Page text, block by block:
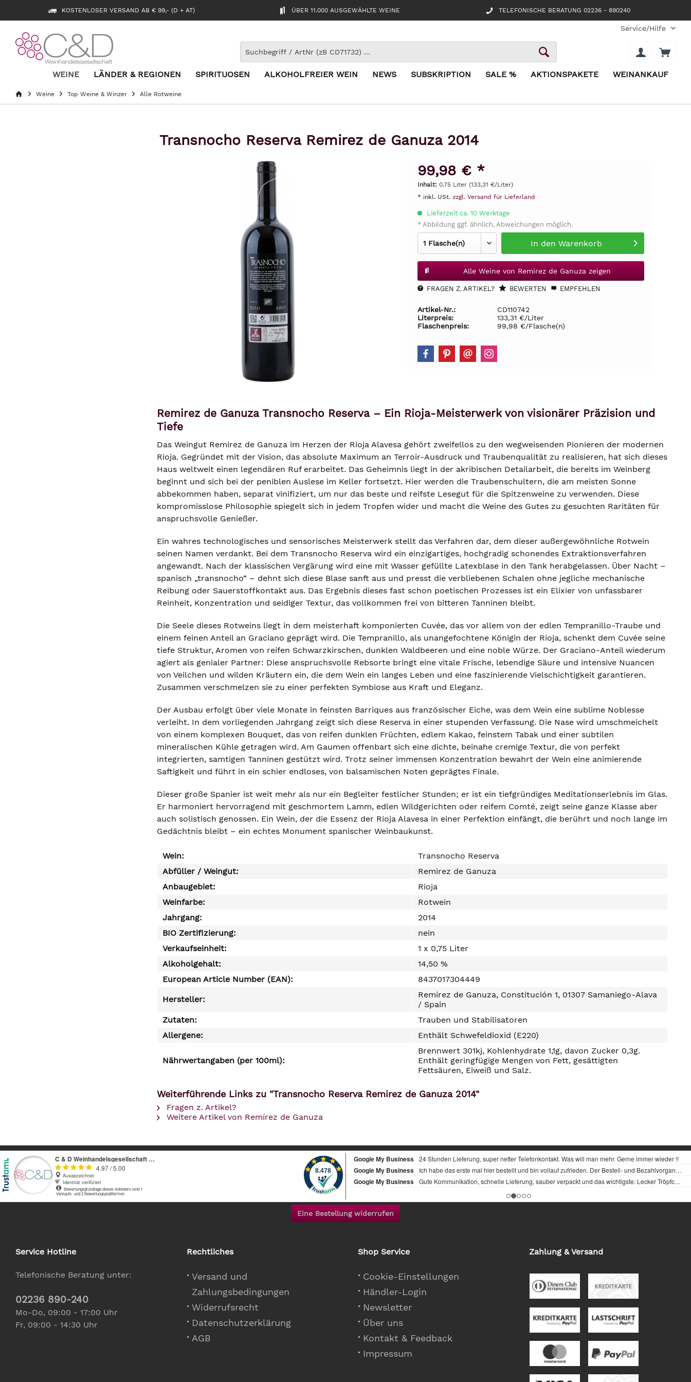
KOSTENLOSER VERSAND AB € 99,- (D + AT) ÜBER 11.000 AUSGEWÄHLTE WEINE TELEFONISCHE BERATUNG 02236 - 890240
Service/Hilfe
WEINE LÄNDER & REGIONEN SPIRITUOSEN ALKOHOLFREIER WEIN NEWS SUBSKRIPTION SALE % AKTIONSPAKETE WEINANKAUF
Weine Top Weine & Winzer Alle Rotweine
Transnocho Reserva Remirez de Ganuza 2014
99,98 € *
Inhalt: 0.75 Liter (133,31 €/Liter)
* inkl. USt. zzgl. Versand für Lieferland
Lieferzeit ca. 10 Werktage
* Abbildung ggf. ähnlich, Abweichungen möglich.
In den Warenkorb
Alle Weine von Remirez de Ganuza zeigen
FRAGEN Z. ARTIKEL? BEWERTEN EMPFEHLEN
Artikel-Nr.:
CD110742
Literpreis:
133,31 €/Liter
Flaschenpreis:
99,98 €/Flasche(n)
Remirez de Ganuza Transnocho Reserva – Ein Rioja-Meisterwerk von visionärer Präzision und
Tiefe
Das Weingut Remirez de Ganuza im Herzen der Rioja Alavesa gehört zweifellos zu den wegweisenden Pionieren der modernen
Rioja. Gegründet mit der Vision, das absolute Maximum an Terroir-Ausdruck und Traubenqualität zu realisieren, hat sich dieses
Haus weltweit einen legendären Ruf erarbeitet. Das Geheimnis liegt in der akribischen Detailarbeit, die bereits im Weinberg
beginnt und sich bei der peniblen Auslese im Keller fortsetzt. Hier werden die Traubenschultern, die am meisten Sonne
abbekommen haben, separat vinifiziert, um nur das beste und reifste Lesegut für die Spitzenweine zu verwenden. Diese
kompromisslose Philosophie spiegelt sich in jedem Tropfen wider und macht die Weine des Gutes zu gesuchten Raritäten für
anspruchsvolle Genießer.
Ein wahres technologisches und sensorisches Meisterwerk stellt das Verfahren dar, dem dieser außergewöhnliche Rotwein
seinen Namen verdankt. Bei dem Transnocho Reserva wird ein einzigartiges, hochgradig schonendes Extraktionsverfahren
angewandt. Nach der klassischen Vergärung wird eine mit Wasser gefüllte Latexblase in den Tank herabgelassen. Über Nacht –
spanisch „transnocho“ – dehnt sich diese Blase sanft aus und presst die verbliebenen Schalen ohne jegliche mechanische
Reibung oder Sauerstoffkontakt aus. Das Ergebnis dieses fast schon poetischen Prozesses ist ein Elixier von unfassbarer
Reinheit, Konzentration und seidiger Textur, das vollkommen frei von bitteren Tanninen bleibt.
Die Seele dieses Rotweins liegt in dem meisterhaft komponierten Cuvée, das vor allem von der edlen Tempranillo-Traube und
einem feinen Anteil an Graciano geprägt wird. Die Tempranillo, als unangefochtene Königin der Rioja, schenkt dem Cuvée seine
tiefe Struktur, Aromen von reifen Schwarzkirschen, dunklen Waldbeeren und eine noble Würze. Der Graciano-Anteil wiederum
agiert als genialer Partner: Diese anspruchsvolle Rebsorte bringt eine vitale Frische, lebendige Säure und intensive Nuancen
von Veilchen und wilden Kräutern ein, die dem Wein ein langes Leben und eine faszinierende Vielschichtigkeit garantieren.
Zusammen verschmelzen sie zu einer perfekten Symbiose aus Kraft und Eleganz.
Der Ausbau erfolgt über viele Monate in feinsten Barriques aus französischer Eiche, was dem Wein eine sublime Noblesse
verleiht. In dem vorliegenden Jahrgang zeigt sich diese Reserva in einer stupenden Verfassung. Die Nase wird umschmeichelt
von einem komplexen Bouquet, das von reifen dunklen Früchten, edlem Kakao, feinstem Tabak und einer subtilen
mineralischen Kühle getragen wird. Am Gaumen offenbart sich eine dichte, beinahe cremige Textur, die von perfekt
integrierten, samtigen Tanninen gestützt wird. Trotz seiner immensen Konzentration bewahrt der Wein eine animierende
Saftigkeit und führt in ein schier endloses, von balsamischen Noten geprägtes Finale.
Dieser große Spanier ist weit mehr als nur ein Begleiter festlicher Stunden; er ist ein tiefgründiges Meditationserlebnis im Glas.
Er harmoniert hervorragend mit geschmortem Lamm, edlen Wildgerichten oder reifem Comté, zeigt seine ganze Klasse aber
auch solistisch genossen. Ein Wein, der die Essenz der Rioja Alavesa in einer Perfektion einfängt, die berührt und noch lange im
Gedächtnis bleibt – ein echtes Monument spanischer Weinbaukunst.
Wein:
Transnocho Reserva
Abfüller / Weingut:
Remirez de Ganuza
Anbaugebiet:
Rioja
Weinfarbe:
Rotwein
Jahrgang:
2014
BIO Zertifizierung:
nein
Verkaufseinheit:
1 x 0,75 Liter
Alkoholgehalt:
14,50 %
European Article Number (EAN):
8437017304449
Hersteller:
Remírez de Ganuza, Constitución 1, 01307 Samaniego-Alava
/ Spain
Zutaten:
Trauben und Stabilisatoren
Allergene:
Enthält Schwefeldioxid (E220)
Nährwertangaben (per 100ml):
Brennwert 301kj, Kohlenhydrate 1,1g, davon Zucker 0,3g.
Enthält geringfügige Mengen von Fett, gesättigten
Fettsäuren, Eiweiß und Salz.
Weiterführende Links zu "Transnocho Reserva Remirez de Ganuza 2014"
Fragen z. Artikel?
Weitere Artikel von Remírez de Ganuza
Eine Bestellung widerrufen
Service Hotline
Telefonische Beratung unter:
02236 890-240
Mo-Do, 09:00 - 17:00 Uhr
Fr, 09:00 - 14:30 Uhr
Rechtliches
Versand und
Zahlungsbedingungen
Widerrufsrecht
Datenschutzerklärung
AGB
Shop Service
Cookie-Einstellungen
Händler-Login
Newsletter
Über uns
Kontakt & Feedback
Impressum
Zahlung & Versand